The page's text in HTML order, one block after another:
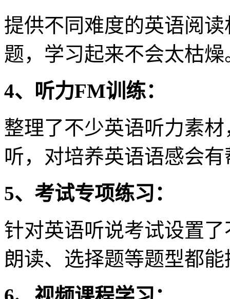
提供不同难度的英语阅
题，学习起来不会太枯燥
4、听力FM训练：
整理了不少英语听力素
听，对培养英语语感会
5、考试专项练习：
针对英语听说考试设置
朗读、选择题等题型都